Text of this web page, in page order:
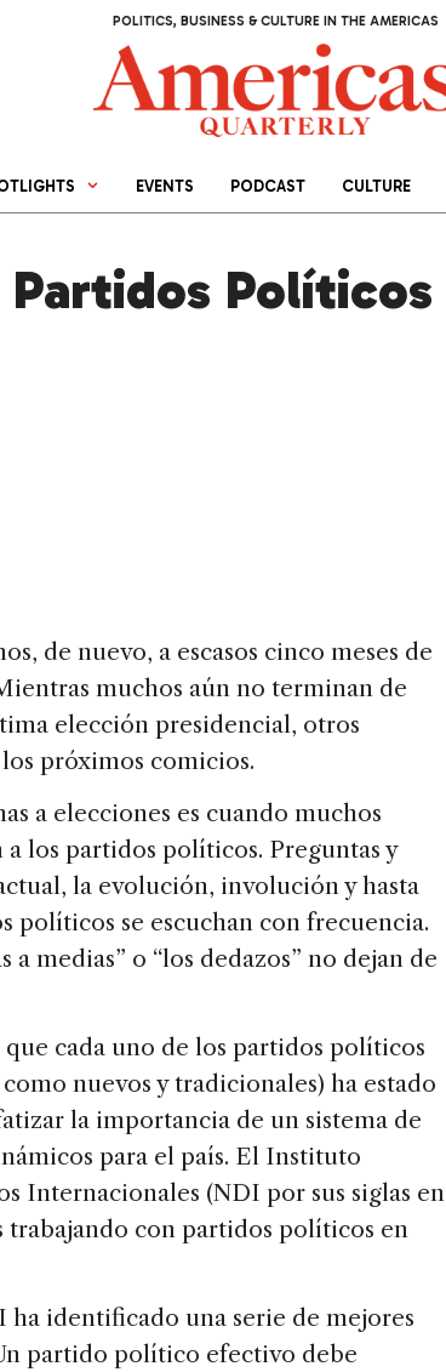
POLITICS, BUSINESS & CULTURE IN THE AMERICAS
EVENTS PODCAST CULTURE
Partidos Políticos
de nuevo, a escasos cinco meses de
muchos aún no terminan de
elección presidencial, otros
próximos comicios.
a elecciones es cuando muchos
los partidos políticos. Preguntas y
la evolución, involución y hasta
políticos se escuchan con frecuencia.
medias” o “los dedazos” no dejan de
cada uno de los partidos políticos
nuevos y tradicionales) ha estado
la importancia de un sistema de
para el país. El Instituto
Internacionales (NDI por sus siglas en
trabajando con partidos políticos en
identificado una serie de mejores
partido político efectivo debe